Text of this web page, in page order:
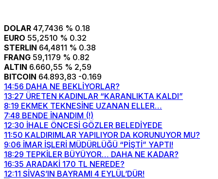
DOLAR 47,7436 % 0.18
EURO 55,2510 % 0.32
STERLIN 64,4811 % 0.38
FRANG 59,1179 % 0.82
ALTIN 6.660,55 % 2,59
BITCOIN 64.893,83 -0.169
14:56 DAHA NE BEKLİYORLAR?
13:27 ÜRETEN KADINLAR “KARANLIKTA KALDI”
8:19 EKMEK TEKNESİNE UZANAN ELLER…
7:48 BENDE İNANDIM (!)
12:30 İHALE ÖNCESİ GÖZLER BELEDİYEDE
11:50 KALDIRIMLAR YAPILIYOR DA KORUNUYOR MU?
9:06 İMAR İŞLERİ MÜDÜRLÜĞÜ “PİŞTİ” YAPTI!
18:29 TEPKİLER BÜYÜYOR… DAHA NE KADAR?
16:35 ARADAKİ 170 TL NEREDE?
12:11 SİVAS’IN BAYRAMI 4 EYLÜL’DÜR!